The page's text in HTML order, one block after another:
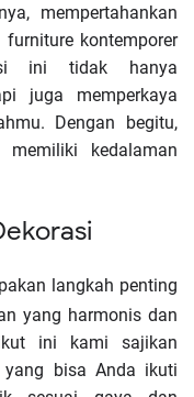
mempertahankan
kontemporer
ini tidak hanya
juga memperkaya
Dengan begitu,
kedalaman
langkah penting
yang harmonis dan
ini kami sajikan
bisa Anda ikuti